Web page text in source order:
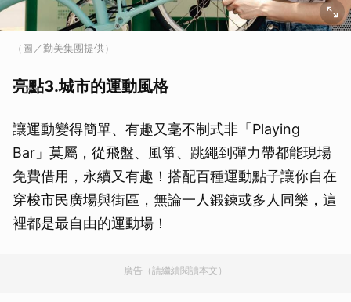
（圖／勤美集團提供）
亮點3.城市的運動風格
讓運動變得簡單、有趣又毫不制式非「Playing
Bar」莫屬，從飛盤、風箏、跳繩到彈力帶都能現場
免費借用，永續又有趣！搭配百種運動點子讓你自在
穿梭市民廣場與街區，無論一人鍛鍊或多人同樂，這
裡都是最自由的運動場！
廣告（請繼續閱讀本文）